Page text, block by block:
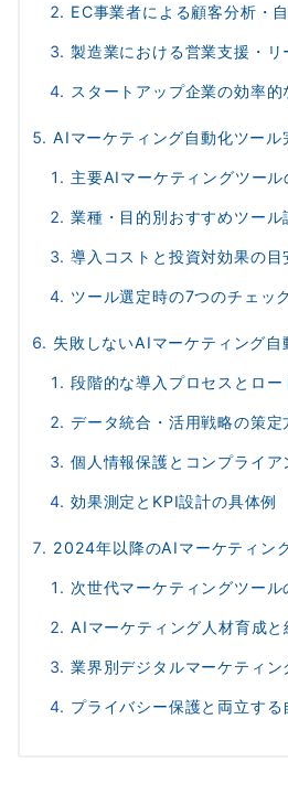
EC事業者による顧客分析・
製造業における営業支援・リ
スタートアップ企業の効率
AIマーケティング自動化ツール
主要AIマーケティングツー
業種・目的別おすすめツール
導入コストと投資対効果の目
ツール選定時の7つのチェッ
失敗しないAIマーケティング自
段階的な導入プロセスとロー
データ統合・活用戦略の策定
個人情報保護とコンプライア
効果測定とKPI設計の具体例
2024年以降のAIマーケティン
次世代マーケティングツール
AIマーケティング人材育成と
業界別デジタルマーケティン
プライバシー保護と両立する